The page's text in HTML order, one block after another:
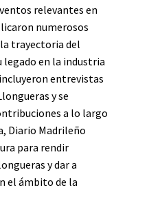
relevantes en
numerosos
trayectoria del
legado en la industria
entrevistas
y se
a lo largo
Diario Madrileño
para rendir
y dar a
el ámbito de la